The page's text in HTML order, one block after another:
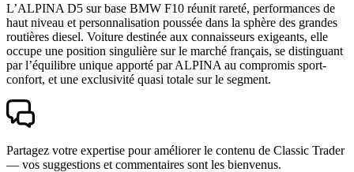
L’ALPINA D5 sur base BMW F10 réunit rareté, performances de
haut niveau et personnalisation poussée dans la sphère des grandes
routières diesel. Voiture destinée aux connaisseurs exigeants, elle
occupe une position singulière sur le marché français, se distinguant
par l’équilibre unique apporté par ALPINA au compromis sport-
confort, et une exclusivité quasi totale sur le segment.
Partagez votre expertise pour améliorer le contenu de Classic Trader
— vos suggestions et commentaires sont les bienvenus.